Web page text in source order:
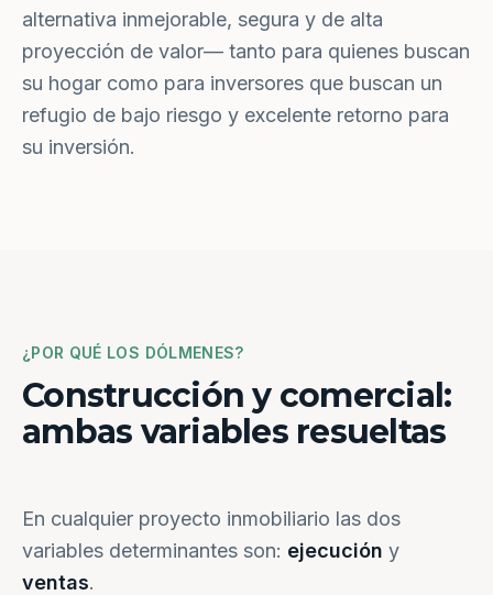
alternativa inmejorable, segura y de alta
proyección de valor— tanto para quienes buscan
su hogar como para inversores que buscan un
refugio de bajo riesgo y excelente retorno para
su inversión.
¿POR QUÉ LOS DÓLMENES?
Construcción y comercial:
ambas variables resueltas
En cualquier proyecto inmobiliario las dos
variables determinantes son: ejecución y
ventas.